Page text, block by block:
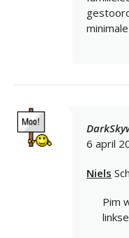
6 april
Niels
Pim